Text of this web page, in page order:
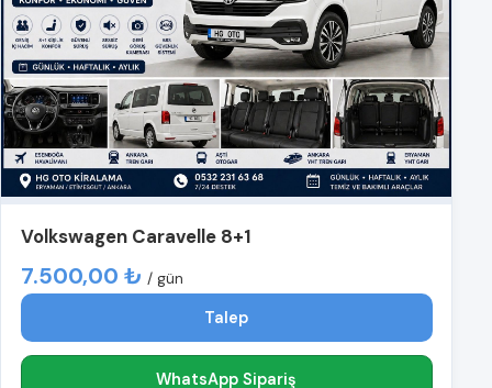
Volkswagen Caravelle 8+1
7.500,00 ₺ / gün
Talep
WhatsApp Sipariş